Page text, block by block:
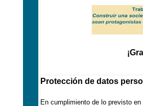
Protección de datos
En cumplimiento de lo previsto